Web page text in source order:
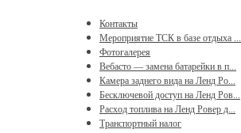
Контакты
Мероприятие ТСК в базе отдыха ...
Фотогалерея
Вебасто — замена батарейки в п...
Камера заднего вида на Ленд Ро...
Бесключевой доступ на Ленд Ров...
Расход топлива на Ленд Ровер д...
Транспортный налог